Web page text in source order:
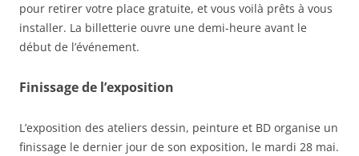
pour retirer votre place gratuite, et vous voilà prêts à vous
installer. La billetterie ouvre une demi-heure avant le
début de l’événement.
Finissage de l’exposition
L’exposition des ateliers dessin, peinture et BD organise un
finissage le dernier jour de son exposition, le mardi 28 mai.